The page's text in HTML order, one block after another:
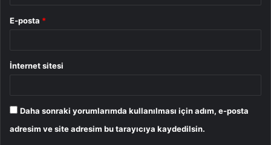
E-posta *
İnternet sitesi
Daha sonraki yorumlarımda kullanılması için adım, e-posta
adresim ve site adresim bu tarayıcıya kaydedilsin.